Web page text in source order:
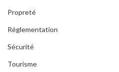
Propreté
Réglementation
Sécurité
Tourisme